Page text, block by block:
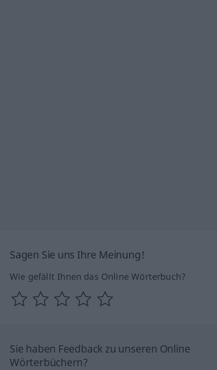
Sagen Sie uns Ihre Meinung!
Wie gefällt Ihnen das Online Wörterbuch?
Sie haben Feedback zu unseren Online
Wörterbüchern?